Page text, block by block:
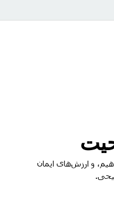
و ارزش‌های ایمان